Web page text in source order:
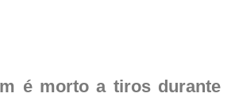
é morto a tiros durante